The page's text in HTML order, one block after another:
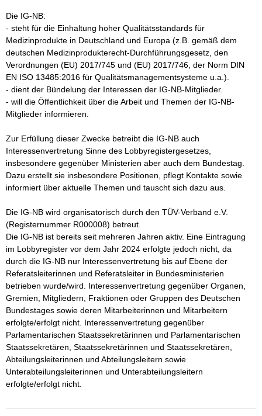
Die IG-NB:
- steht für die Einhaltung hoher Qualitätsstandards für
Medizinprodukte in Deutschland und Europa (z.B. gemäß dem
deutschen Medizinprodukterecht-Durchführungsgesetz, den
Verordnungen (EU) 2017/745 und (EU) 2017/746, der Norm DIN
EN ISO 13485:2016 für Qualitätsmanagementsysteme u.a.).
- dient der Bündelung der Interessen der IG-NB-Mitglieder.
- will die Öffentlichkeit über die Arbeit und Themen der IG-NB-
Mitglieder informieren.
Zur Erfüllung dieser Zwecke betreibt die IG-NB auch
Interessenvertretung Sinne des Lobbyregistergesetzes,
insbesondere gegenüber Ministerien aber auch dem Bundestag.
Dazu erstellt sie insbesondere Positionen, pflegt Kontakte sowie
informiert über aktuelle Themen und tauscht sich dazu aus.
Die IG-NB wird organisatorisch durch den TÜV-Verband e.V.
(Registernummer R000008) betreut.
Die IG-NB ist bereits seit mehreren Jahren aktiv. Eine Eintragung
im Lobbyregister vor dem Jahr 2024 erfolgte jedoch nicht, da
durch die IG-NB nur Interessenvertretung bis auf Ebene der
Referatsleiterinnen und Referatsleiter in Bundesministerien
betrieben wurde/wird. Interessenvertretung gegenüber Organen,
Gremien, Mitgliedern, Fraktionen oder Gruppen des Deutschen
Bundestages sowie deren Mitarbeiterinnen und Mitarbeitern
erfolgte/erfolgt nicht. Interessenvertretung gegenüber
Parlamentarischen Staatssekretärinnen und Parlamentarischen
Staatssekretären, Staatssekretärinnen und Staatssekretären,
Abteilungsleiterinnen und Abteilungsleitern sowie
Unterabteilungsleiterinnen und Unterabteilungsleitern
erfolgte/erfolgt nicht.